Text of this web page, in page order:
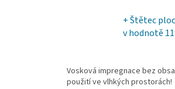
+ Štětec
v hodnotě
Vosková impregnace bez
použití ve vlhkých prostorách!